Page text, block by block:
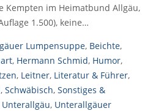
Kempten im Heimatbund Allgäu,
1.500), keine…
Lumpensuppe, Beichte,
, Hermann Schmid, Humor,
, Leitner, Literatur & Führer,
, Schwäbisch, Sonstiges &
Unterallgäu, Unterallgäuer